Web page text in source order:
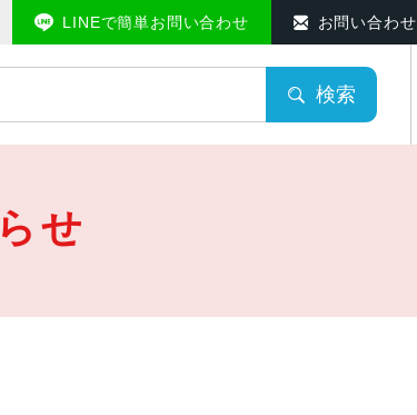
LINEで簡単お問い合わせ お問い合わせ
検索
せ